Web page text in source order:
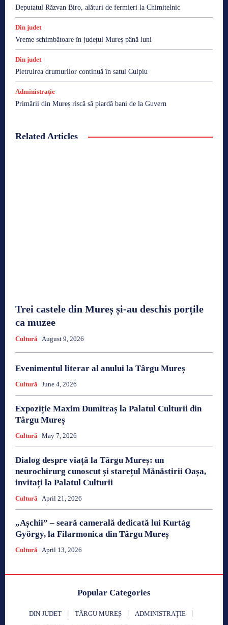
Deputatul Răzvan Biro, alături de fermieri la Chimitelnic
Din judet
Vreme schimbătoare în județul Mureș până luni
Din judet
Pietruirea drumurilor continuă în satul Culpiu
Administrație
Primării din Mureș riscă să piardă bani de la Guvern
Related Articles
Trei castele din Mureș și-au deschis porțile
ca muzee
Cultură August 9, 2026
Evenimentul literar al anului la Târgu Mureș
Cultură June 4, 2026
Expoziție Maxim Dumitraș la Palatul Culturii din
Târgu Mureș
Cultură May 7, 2026
Dialog despre viață la Târgu Mureș: un
neurochirurg cunoscut și starețul Mănăstirii Oașa,
invitați la Palatul Culturii
Cultură April 21, 2026
„Așchii” – seară camerală dedicată lui Kurtág
György, la Filarmonica din Târgu Mureș
Cultură April 13, 2026
Popular Categories
DIN JUDET TÂRGU MUREȘ ADMINISTRAȚIE